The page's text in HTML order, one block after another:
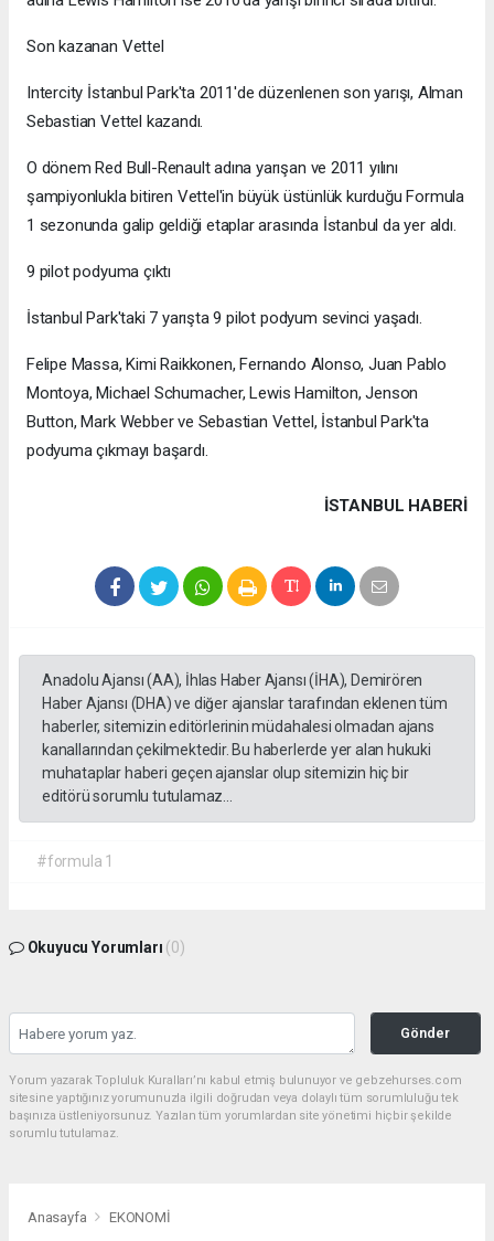
Son kazanan Vettel
Intercity İstanbul Park'ta 2011'de düzenlenen son yarışı, Alman
Sebastian Vettel kazandı.
O dönem Red Bull-Renault adına yarışan ve 2011 yılını
şampiyonlukla bitiren Vettel'in büyük üstünlük kurduğu Formula
1 sezonunda galip geldiği etaplar arasında İstanbul da yer aldı.
9 pilot podyuma çıktı
İstanbul Park'taki 7 yarışta 9 pilot podyum sevinci yaşadı.
Felipe Massa, Kimi Raikkonen, Fernando Alonso, Juan Pablo
Montoya, Michael Schumacher, Lewis Hamilton, Jenson
Button, Mark Webber ve Sebastian Vettel, İstanbul Park'ta
podyuma çıkmayı başardı.
İSTANBUL HABERİ
Anadolu Ajansı (AA), İhlas Haber Ajansı (İHA), Demirören
Haber Ajansı (DHA) ve diğer ajanslar tarafından eklenen tüm
haberler, sitemizin editörlerinin müdahalesi olmadan ajans
kanallarından çekilmektedir. Bu haberlerde yer alan hukuki
muhataplar haberi geçen ajanslar olup sitemizin hiç bir
editörü sorumlu tutulamaz...
#formula 1
Okuyucu Yorumları (0)
Gönder
Yorum yazarak Topluluk Kuralları’nı kabul etmiş bulunuyor ve gebzehurses.com
sitesine yaptığınız yorumunuzla ilgili doğrudan veya dolaylı tüm sorumluluğu tek
başınıza üstleniyorsunuz. Yazılan tüm yorumlardan site yönetimi hiçbir şekilde
sorumlu tutulamaz.
Anasayfa EKONOMİ